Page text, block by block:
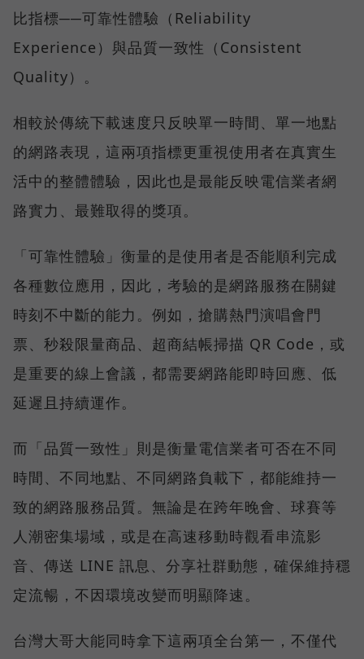
比指標──可靠性體驗（Reliability
Experience）與品質一致性（Consistent
Quality）。
相較於傳統下載速度只反映單一時間、單一地點
的網路表現，這兩項指標更重視使用者在真實生
活中的整體體驗，因此也是最能反映電信業者網
路實力、最難取得的獎項。
「可靠性體驗」衡量的是使用者是否能順利完成
各種數位應用，因此，考驗的是網路服務在關鍵
時刻不中斷的能力。例如，搶購熱門演唱會門
票、秒殺限量商品、超商結帳掃描 QR Code，或
是重要的線上會議，都需要網路能即時回應、低
延遲且持續運作。
而「品質一致性」則是衡量電信業者可否在不同
時間、不同地點、不同網路負載下，都能維持一
致的網路服務品質。無論是在跨年晚會、球賽等
人潮密集場域，或是在高速移動時觀看串流影
音、傳送 LINE 訊息、分享社群動態，確保維持穩
定流暢，不因環境改變而明顯降速。
台灣大哥大能同時拿下這兩項全台第一，不僅代